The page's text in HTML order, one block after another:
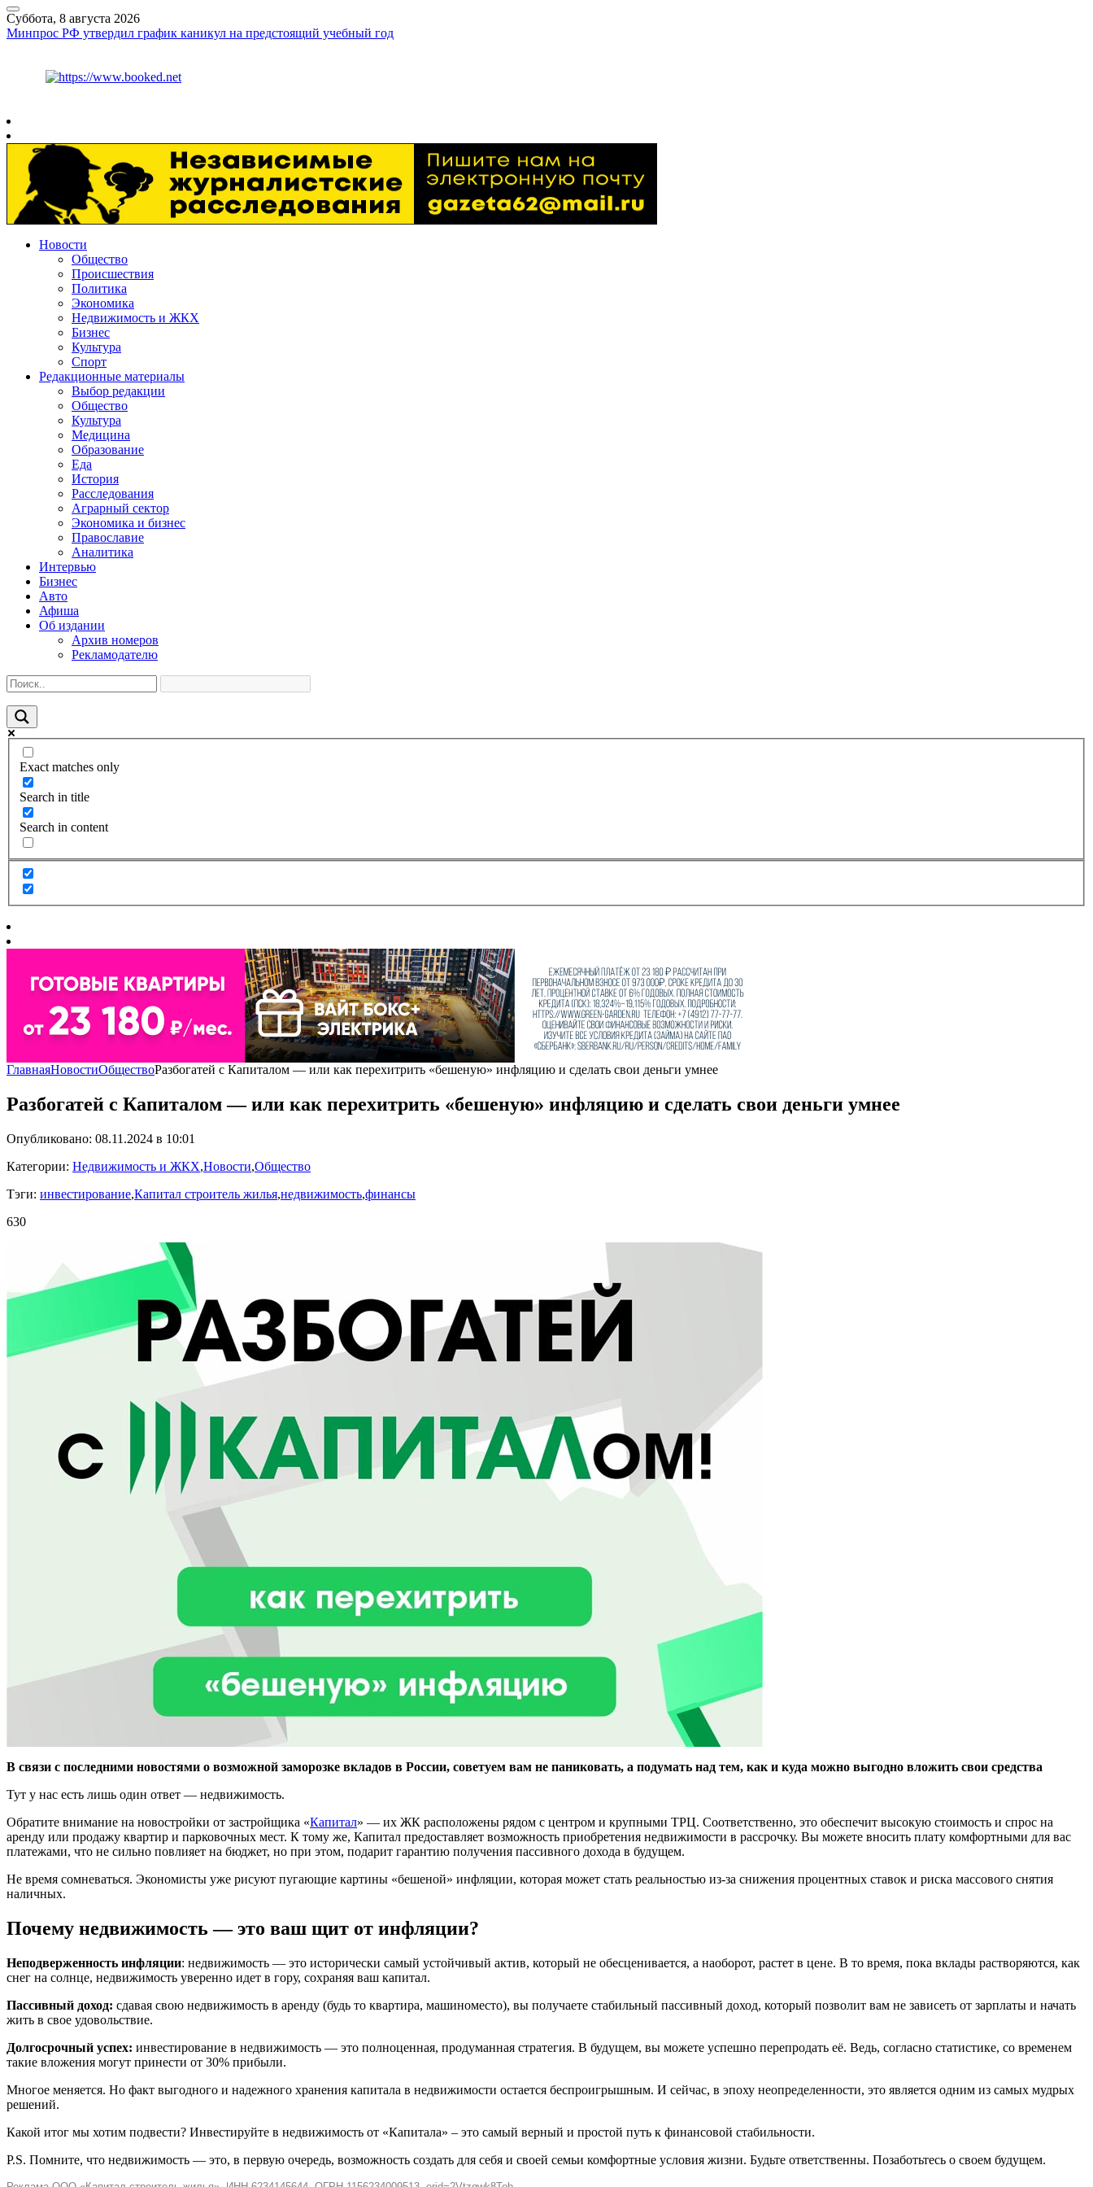
Суббота, 8 августа 2026
Минпрос РФ утвердил график каникул на предстоящий учебный год
Новости
Общество
Происшествия
Политика
Экономика
Недвижимость и ЖКХ
Бизнес
Культура
Спорт
Редакционные материалы
Выбор редакции
Общество
Культура
Медицина
Образование
Еда
История
Расследования
Аграрный сектор
Экономика и бизнес
Православие
Аналитика
Интервью
Бизнес
Авто
Афиша
Об издании
Архив номеров
Рекламодателю
Exact matches only
Search in title
Search in content
ГлавнаяНовостиОбществоРазбогатей с Капиталом — или как перехитрить «бешеную» инфляцию и сделать свои деньги умнее
Разбогатей с Капиталом — или как перехитрить «бешеную» инфляцию и сделать свои деньги умнее
Опубликовано: 08.11.2024 в 10:01
Категории: Недвижимость и ЖКХ,Новости,Общество
Тэги: инвестирование,Капитал строитель жилья,недвижимость,финансы
630
В связи с последними новостями о возможной заморозке вкладов в России, советуем вам не паниковать, а подумать над тем, как и куда можно выгодно вложить свои средства
Тут у нас есть лишь один ответ — недвижимость.
Обратите внимание на новостройки от застройщика «Капитал» — их ЖК расположены рядом с центром и крупными ТРЦ. Соответственно, это обеспечит высокую стоимость и спрос на
аренду или продажу квартир и парковочных мест. К тому же, Капитал предоставляет возможность приобретения недвижимости в рассрочку. Вы можете вносить плату комфортными для вас
платежами, что не сильно повлияет на бюджет, но при этом, подарит гарантию получения пассивного дохода в будущем.
Не время сомневаться. Экономисты уже рисуют пугающие картины «бешеной» инфляции, которая может стать реальностью из-за снижения процентных ставок и риска массового снятия
наличных.
Почему недвижимость — это ваш щит от инфляции?
Неподверженность инфляции: недвижимость — это исторически самый устойчивый актив, который не обесценивается, а наоборот, растет в цене. В то время, пока вклады растворяются, как
снег на солнце, недвижимость уверенно идет в гору, сохраняя ваш капитал.
Пассивный доход: сдавая свою недвижимость в аренду (будь то квартира, машиноместо), вы получаете стабильный пассивный доход, который позволит вам не зависеть от зарплаты и начать
жить в свое удовольствие.
Долгосрочный успех: инвестирование в недвижимость — это полноценная, продуманная стратегия. В будущем, вы можете успешно перепродать её. Ведь, согласно статистике, со временем
такие вложения могут принести от 30% прибыли.
Многое меняется. Но факт выгодного и надежного хранения капитала в недвижимости остается беспроигрышным. И сейчас, в эпоху неопределенности, это является одним из самых мудрых
решений.
Какой итог мы хотим подвести? Инвестируйте в недвижимость от «Капитала» – это самый верный и простой путь к финансовой стабильности.
P.S. Помните, что недвижимость — это, в первую очередь, возможность создать для себя и своей семьи комфортные условия жизни. Будьте ответственны. Позаботьтесь о своем будущем.